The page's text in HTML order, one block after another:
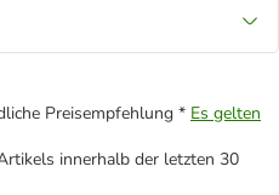
Preisempfehlung * Es gelten
innerhalb der letzten 30